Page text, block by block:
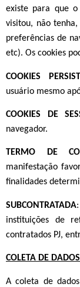
existe para que
visitou, não
preferências de
etc). Os cookies
COOKIES
usuário mesmo
COOKIES DE
navegador.
TERMO DE
manifestação
finalidades
SUBCONTRATADA
instituições de
contratados PJ,
COLETA DE
A coleta de